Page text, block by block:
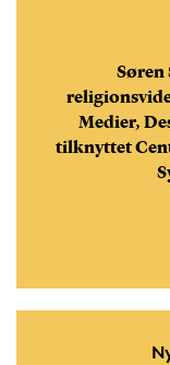
Søren
Medier,
tilknyttet